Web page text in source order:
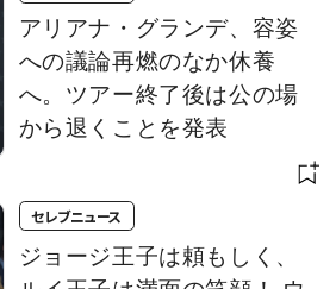
アリアナ・グランデ、容姿
への議論再燃のなか休養
へ。ツアー終了後は公の場
から退くことを発表
セレブニュース
ジョージ王子は頼もしく、